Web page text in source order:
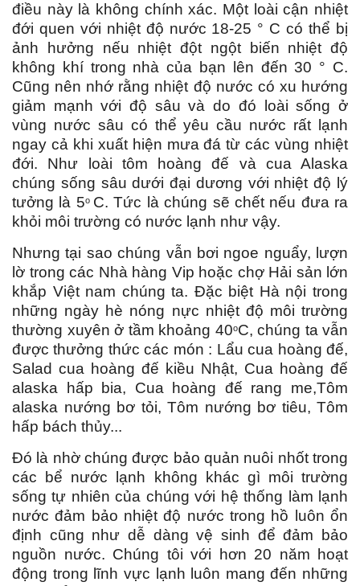
điều này là không chính xác. Một loài cận nhiệt
đới quen với nhiệt độ nước 18-25 ° C có thể bị
ảnh hưởng nếu nhiệt đột ngột biến nhiệt độ
không khí trong nhà của bạn lên đến 30 ° C.
Cũng nên nhớ rằng nhiệt độ nước có xu hướng
giảm mạnh với độ sâu và do đó loài sống ở
vùng nước sâu có thể yêu cầu nước rất lạnh
ngay cả khi xuất hiện mưa đá từ các vùng nhiệt
đới. Như loài tôm hoàng đế và cua Alaska
chúng sống sâu dưới đại dương với nhiệt độ lý
tưởng là 5o C. Tức là chúng sẽ chết nếu đưa ra
khỏi môi trường có nước lạnh như vậy.
Nhưng tại sao chúng vẫn bơi ngoe nguẩy, lượn
lờ trong các Nhà hàng Vip hoặc chợ Hải sản lớn
khắp Việt nam chúng ta. Đặc biệt Hà nội trong
những ngày hè nóng nực nhiệt độ môi trường
thường xuyên ở tầm khoảng 40oC, chúng ta vẫn
được thưởng thức các món : Lẩu cua hoàng đế,
Salad cua hoàng đế kiều Nhật, Cua hoàng đế
alaska hấp bia, Cua hoàng đế rang me,Tôm
alaska nướng bơ tỏi, Tôm nướng bơ tiêu, Tôm
hấp bách thủy...
Đó là nhờ chúng được bảo quản nuôi nhốt trong
các bể nước lạnh không khác gì môi trường
sống tự nhiên của chúng với hệ thống làm lạnh
nước đảm bảo nhiệt độ nước trong hồ luôn ổn
định cũng như dễ dàng vệ sinh để đảm bảo
nguồn nước. Chúng tôi với hơn 20 năm hoạt
động trong lĩnh vực lạnh luôn mang đến những